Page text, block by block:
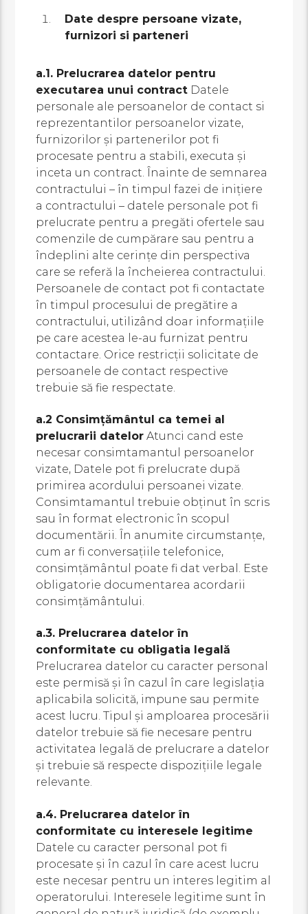
Date despre persoane vizate,
furnizori si parteneri
a.1. Prelucrarea datelor pentru
executarea unui contract Datele
personale ale persoanelor de contact si
reprezentantilor persoanelor vizate,
furnizorilor și partenerilor pot fi
procesate pentru a stabili, executa și
inceta un contract. Înainte de semnarea
contractului – în timpul fazei de inițiere
a contractului – datele personale pot fi
prelucrate pentru a pregăti ofertele sau
comenzile de cumpărare sau pentru a
îndeplini alte cerințe din perspectiva
care se referă la încheierea contractului.
Persoanele de contact pot fi contactate
în timpul procesului de pregătire a
contractului, utilizând doar informațiile
pe care acestea le-au furnizat pentru
contactare. Orice restricții solicitate de
persoanele de contact respective
trebuie să fie respectate.
a.2 Consimțământul ca temei al
prelucrarii datelor Atunci cand este
necesar consimtamantul persoanelor
vizate, Datele pot fi prelucrate după
primirea acordului persoanei vizate.
Consimtamantul trebuie obținut în scris
sau în format electronic în scopul
documentării. În anumite circumstanțe,
cum ar fi conversațiile telefonice,
consimțământul poate fi dat verbal. Este
obligatorie documentarea acordarii
consimțământului.
a.3. Prelucrarea datelor în
conformitate cu obligatia legală
Prelucrarea datelor cu caracter personal
este permisă și în cazul în care legislația
aplicabila solicită, impune sau permite
acest lucru. Tipul și amploarea procesării
datelor trebuie să fie necesare pentru
activitatea legală de prelucrare a datelor
și trebuie să respecte dispozițiile legale
relevante.
a.4. Prelucrarea datelor în
conformitate cu interesele legitime
Datele cu caracter personal pot fi
procesate și în cazul în care acest lucru
este necesar pentru un interes legitim al
operatorului. Interesele legitime sunt în